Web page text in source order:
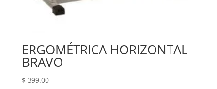
ERGOMÉTRICA HORIZONTAL
BRAVO
$ 399.00